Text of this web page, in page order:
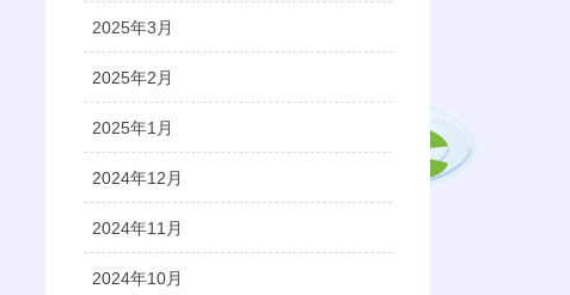
2025年3月
2025年2月
2025年1月
2024年12月
2024年11月
2024年10月